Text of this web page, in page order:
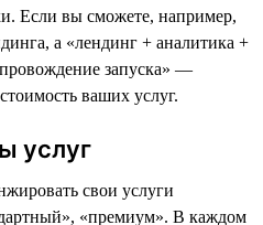
Если вы сможете, например,
а «лендинг + аналитика +
запуска» —
ваших услуг.
услуг
свои услуги
«премиум». В каждом